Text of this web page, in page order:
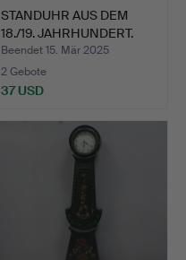
STANDUHR AUS DEM
18./19. JAHRHUNDERT.
Beendet 15. Mär 2025
2 Gebote
37 USD